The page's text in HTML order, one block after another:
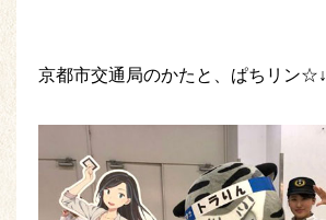
京都市交通局のかたと、ぱちリン☆↓